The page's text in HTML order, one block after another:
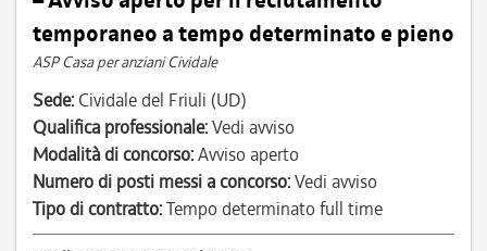
temporaneo a tempo determinato e pieno
ASP Casa per anziani Cividale
Sede: Cividale del Friuli (UD)
Qualifica professionale:Vedi avviso
Modalità di concorso:Avviso aperto
Numero di posti messi a concorso:Vedi avviso
Tipo di contratto:Tempo determinato full time